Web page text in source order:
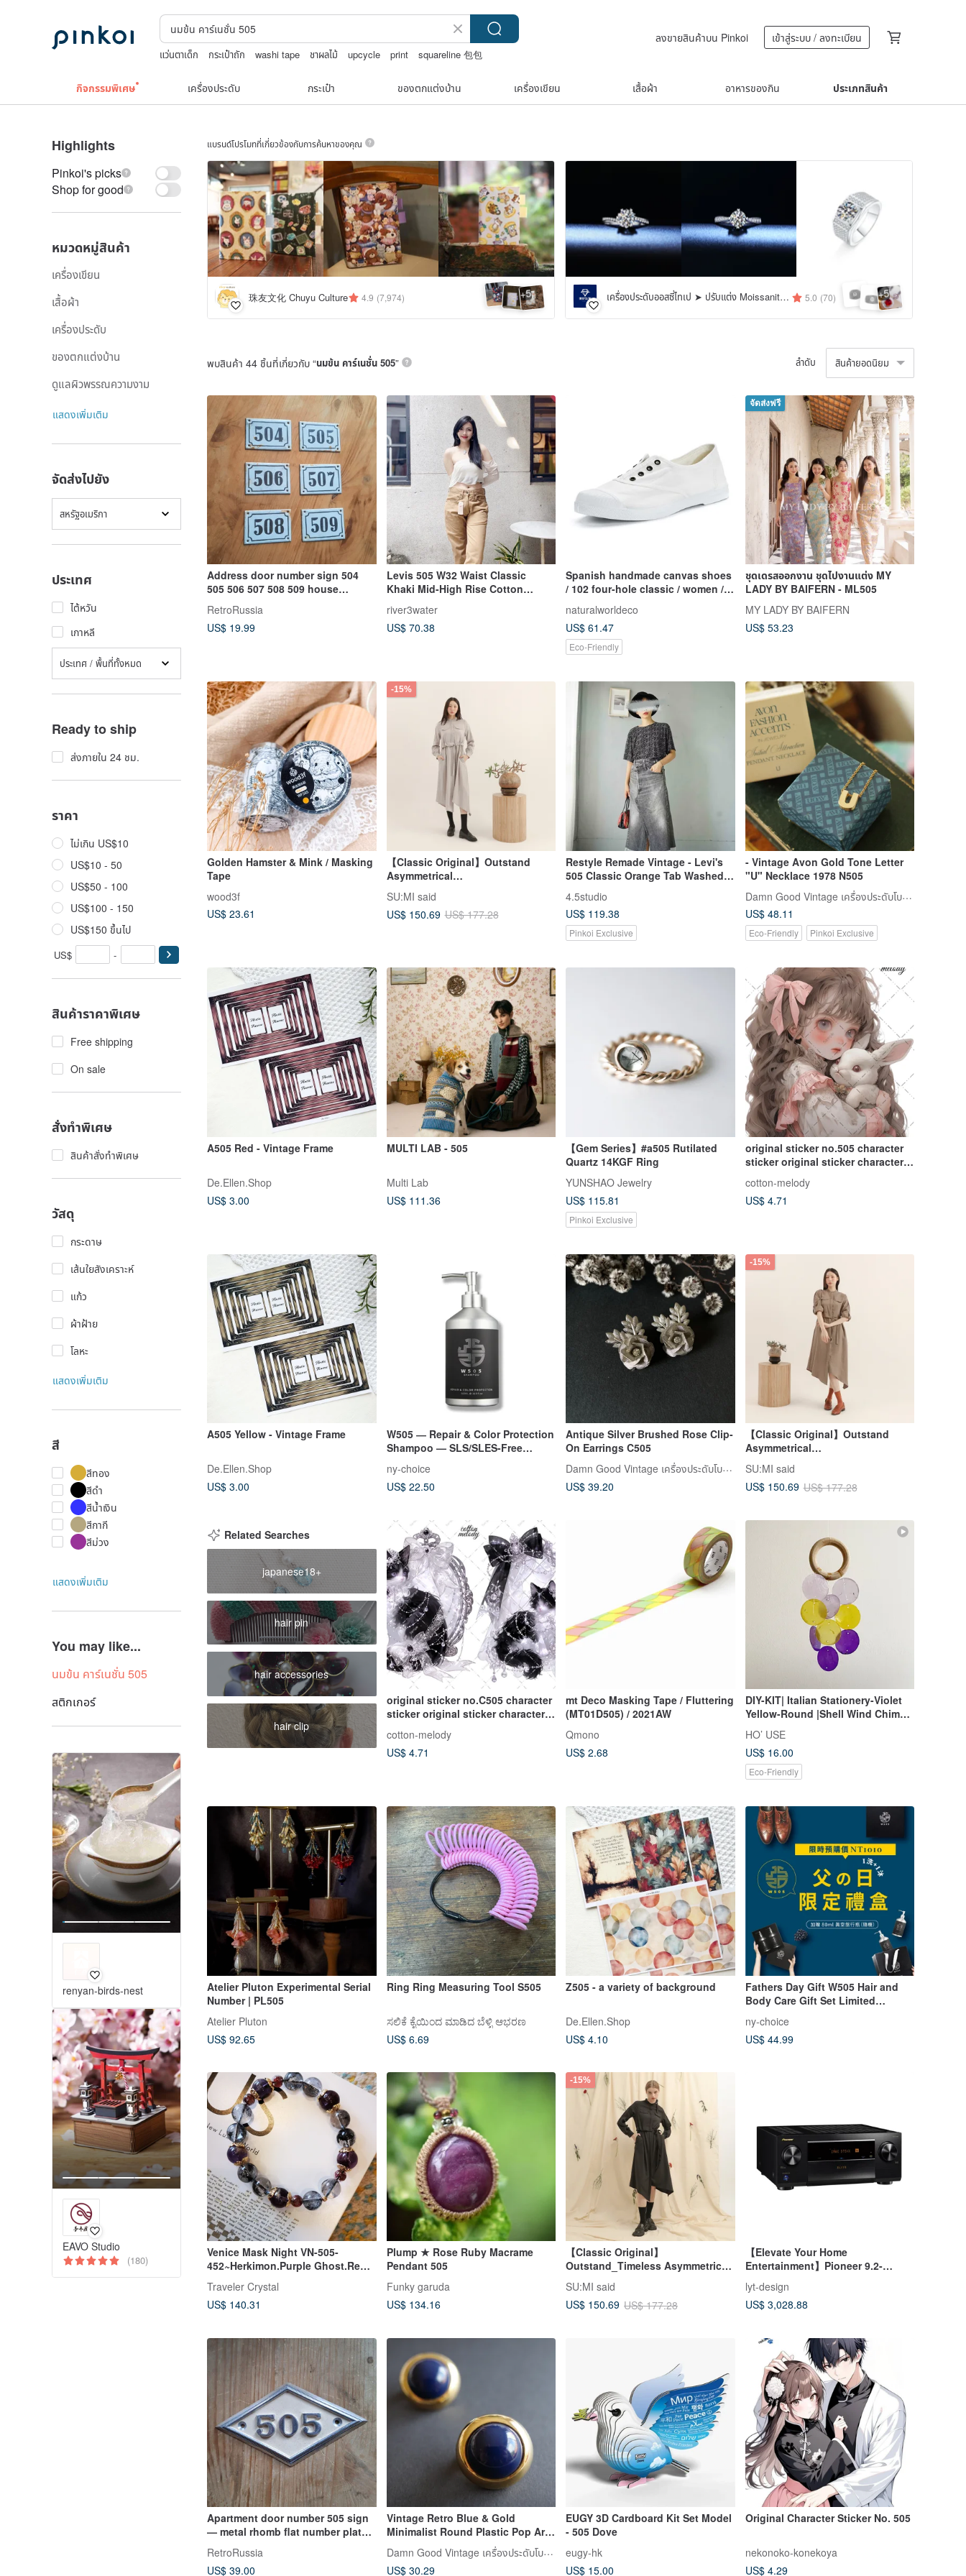
แว่นตาเด็ก กระเป๋าถัก washi tape ชาผลไม้ upcycle print
squareline 包包
ลงขายสินค้าบน Pinkoi เข้าสู่ระบบ / ลงทะเบียน
กิจกรรมพิเศษ เครื่องประดับ กระเป๋า ของตกแต่งบ้าน เครื่องเขียน เสื้อผ้า อาหารของกิน ประเภทสินค้า
Highlights
Pinkoi's picks
Shop for good
หมวดหมู่สินค้า
เครื่องเขียน
เสื้อผ้า
เครื่องประดับ
ของตกแต่งบ้าน
ดูแลผิวพรรณความงาม
แสดงเพิ่มเติม
จัดส่งไปยัง
สหรัฐอเมริกา
ประเทศ
ไต้หวัน
เกาหลี
ประเทศ / พื้นที่ทั้งหมด
Ready to ship
ส่งภายใน 24 ชม.
ราคา
ไม่เกิน US$10
US$10 - 50
US$50 - 100
US$100 - 150
US$150 ขึ้นไป
US$ -
สินค้าราคาพิเศษ
Free shipping
On sale
สั่งทำพิเศษ
สินค้าสั่งทำพิเศษ
วัสดุ
กระดาษ
เส้นใยสังเคราะห์
แก้ว
ผ้าฝ้าย
โลหะ
แสดงเพิ่มเติม
สี
สีทอง
สีดำ
สีน้ำเงิน
สีกากี
สีม่วง
แสดงเพิ่มเติม
You may like...
นมข้น คาร์เนชั่น 505
สติกเกอร์
renyan-birds-nest
EAVO Studio
(180)
แบรนด์โปรโมทที่เกี่ยวข้องกับการค้นหาของคุณ
珠友文化 Chuyu Culture 4.9 (7,974) +5 เครื่องประดับออสซี่ไทเป ➤ ปรับแต่ง Moissanite, Moissanite 5.0 (70) +5
พบสินค้า 44 ชิ้นที่เกี่ยวกับ “นมข้น คาร์เนชั่น 505” ลำดับ สินค้ายอดนิยม
Address door number sign 504
505 506 507 508 509 house
number plaque vintage
RetroRussia
US$ 19.99
Levis 505 W32 Waist Classic
Khaki Mid-High Rise Cotton
river3water
US$ 70.38
Spanish handmade canvas shoes
/ 102 four-hole classic / women /
505 white
naturalworldeco
US$ 61.47
Eco-Friendly
จัดส่งฟรี
ชุดเดรสออกงาน ชุดไปงานแต่ง MY
LADY BY BAIFERN - ML505
MY LADY BY BAIFERN
US$ 53.23
Golden Hamster & Mink / Masking
Tape
wood3f
US$ 23.61
-15%
【Classic Original】Outstand
Asymmetrical
SU:MI said
US$ 150.69 US$ 177.28
Restyle Remade Vintage - Levi's
505 Classic Orange Tab Washed
Denim Maxi Skirt
4.5studio
US$ 119.38
Pinkoi Exclusive
- Vintage Avon Gold Tone Letter
"U" Necklace 1978 N505
Damn Good Vintage เครื่องประดับโบราณแสนงดงาม
US$ 48.11
Eco-Friendly Pinkoi Exclusive
A505 Red - Vintage Frame
De.Ellen.Shop
US$ 3.00
MULTI LAB - 505
Multi Lab
US$ 111.36
【Gem Series】#a505 Rutilated
Quartz 14KGF Ring
YUNSHAO Jewelry
US$ 115.81
Pinkoi Exclusive
original sticker no.505 character
sticker original sticker character
character sticker
cotton-melody
US$ 4.71
A505 Yellow - Vintage Frame
De.Ellen.Shop
US$ 3.00
W505 ― Repair & Color Protection
Shampoo — SLS/SLES-Free
Shampoo
ny-choice
US$ 22.50
Antique Silver Brushed Rose Clip-
On Earrings C505
Damn Good Vintage เครื่องประดับโบราณแสนงดงาม
US$ 39.20
-15%
【Classic Original】Outstand
Asymmetrical
Dress_CLD505_Olive
SU:MI said
US$ 150.69 US$ 177.28
Related Searches
japanese18+
hair pin
hair accessories
hair clip
original sticker no.C505 character
sticker original sticker character
sticker girl sticker original
character sticker
cotton-melody
US$ 4.71
mt Deco Masking Tape / Fluttering
(MT01D505) / 2021AW
Qmono
US$ 2.68
DIY-KIT| Italian Stationery-Violet
Yellow-Round |Shell Wind Chime
Mobile|#0-505
HO’ USE
US$ 16.00
Eco-Friendly
Atelier Pluton Experimental Serial
Number | PL505
Atelier Pluton
US$ 92.65
Ring Ring Measuring Tool S505
ಸಲಿಕೆ ಕೈಯಿಂದ ಮಾಡಿದ ಬೆಳ್ಳಿ ಆಭರಣ
US$ 6.69
Z505 - a variety of background
De.Ellen.Shop
US$ 4.10
Fathers Day Gift W505 Hair and
Body Care Gift Set Limited
ny-choice
US$ 44.99
Venice Mask Night VN-505-
452~Herkimon.Purple Ghost.Red
Ghost
Traveler Crystal
US$ 140.31
Plump ★ Rose Ruby Macrame
Pendant 505
Funky garuda
US$ 134.16
-15%
【Classic Original】
Outstand_Timeless Asymmetrical
Dress_CLD505_Black
SU:MI said
US$ 150.69 US$ 177.28
【Elevate Your Home
Entertainment】Pioneer 9.2-
Channel AV Receiver VSX-
LX505(B)
lyt-design
US$ 3,028.88
Apartment door number 505 sign
— metal rhomb flat number plate
vintage
RetroRussia
US$ 39.00
Vintage Retro Blue & Gold
Minimalist Round Plastic Pop Art
Space Age Clip-On Earrings A505Damn Good Vintage เครื่องประดับโบราณแสนงดงาม
US$ 30.29
EUGY 3D Cardboard Kit Set Model
- 505 Dove
eugy-hk
US$ 15.00
Original Character Sticker No. 505
nekonoko-konekoya
US$ 4.29